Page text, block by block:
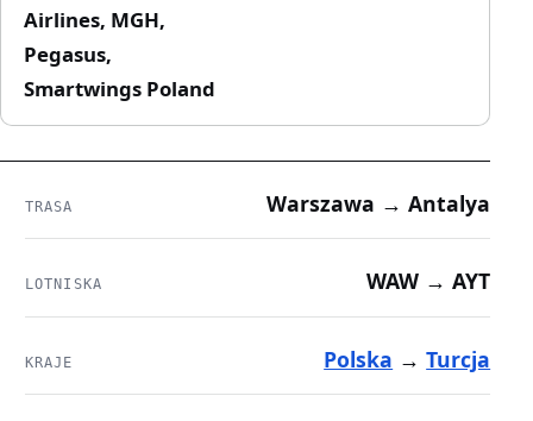
Airlines, MGH,
Pegasus,
Smartwings Poland
TRASA Warszawa → Antalya
LOTNISKA WAW → AYT
KRAJE Polska →Turcja